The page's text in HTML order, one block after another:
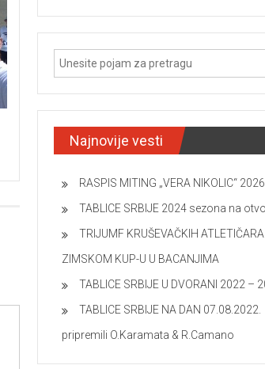
Najnovije vesti
RASPIS MITING „VERA NIKOLIC“ 2026
TABLICE SRBIJE 2024 sezona na
TRIJUMF KRUŠEVAČKIH
ZIMSKOM KUP-U U BACANJIMA
TABLICE SRBIJE U DVORANI 2022 –
TABLICE SRBIJE NA DAN 07.08.2022.
pripremili O.Karamata & R.Camano